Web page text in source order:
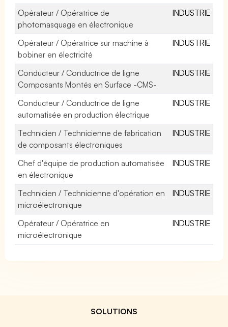
Opérateur / Opératrice de
photomasquage en électronique
INDUSTRIE
Opérateur / Opératrice sur machine à
bobiner en électricité
INDUSTRIE
Conducteur / Conductrice de ligne
Composants Montés en Surface -CMS-
INDUSTRIE
Conducteur / Conductrice de ligne
automatisée en production électrique
INDUSTRIE
Technicien / Technicienne de fabrication
de composants électroniques
INDUSTRIE
Chef d'équipe de production automatisée
en électronique
INDUSTRIE
Technicien / Technicienne d'opération en
microélectronique
INDUSTRIE
Opérateur / Opératrice en
microélectronique
INDUSTRIE
SOLUTIONS